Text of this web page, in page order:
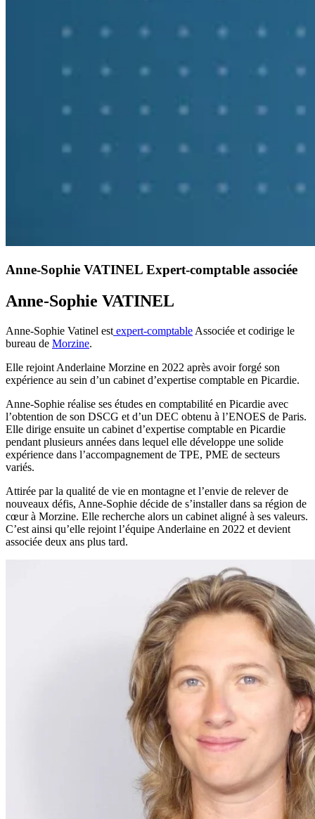
Anne-Sophie VATINEL Expert-comptable associée
Anne-Sophie VATINEL
Anne-Sophie Vatinel est expert-comptable Associée et codirige le
bureau de Morzine.
Elle rejoint Anderlaine Morzine en 2022 après avoir forgé son
expérience au sein d’un cabinet d’expertise comptable en Picardie.
Anne-Sophie réalise ses études en comptabilité en Picardie avec
l’obtention de son DSCG et d’un DEC obtenu à l’ENOES de Paris.
Elle dirige ensuite un cabinet d’expertise comptable en Picardie
pendant plusieurs années dans lequel elle développe une solide
expérience dans l’accompagnement de TPE, PME de secteurs
variés.
Attirée par la qualité de vie en montagne et l’envie de relever de
nouveaux défis, Anne-Sophie décide de s’installer dans sa région de
cœur à Morzine. Elle recherche alors un cabinet aligné à ses valeurs.
C’est ainsi qu’elle rejoint l’équipe Anderlaine en 2022 et devient
associée deux ans plus tard.